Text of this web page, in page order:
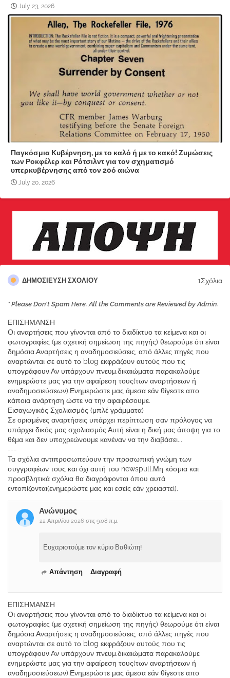
July 23, 2026
Παγκόσμια Κυβέρνηση, με το καλό ή με το κακό! Ζυμώσεις
των Ροκφέλερ και Ρότσιλντ για τον σχηματισμό
υπερκυβέρνησης από τον 20ό αιώνα
July 20, 2026
ΔΗΜΟΣΊΕΥΣΗ ΣΧΟΛΊΟΥ 1Σχόλια
* Please Don't Spam Here. All the Comments are Reviewed by Admin.
ΕΠΙΣΗΜΑΝΣΗ
Οι αναρτήσεις που γίνονται από το διαδίκτυο τα κείμενα και οι
φωτογραφίες (με σχετική σημείωση της πηγής) θεωρούμε ότι είναι
δημόσια.Αναρτήσεις η αναδημοσιεύσεις, από άλλες πηγές που
αναρτώνται σε αυτό το blog εκφράζουν αυτούς που τις
υπογράφουν.Αν υπάρχουν πνευμ.δικαιώματα παρακαλούμε
ενημερώστε μας για την αφαίρεση τους(των αναρτήσεων ή
αναδημοσιεύσεων).Ενημερώστε μας άμεσα εάν θίγεστε απο
κάποια ανάρτηση ώστε να την αφαιρέσουμε.
Εισαγωγικός Σχολιασμός (μπλέ γράμματα)
Σε ορισμένες αναρτήσεις υπάρχει περίπτωση σαν πρόλογος να
υπάρχει δικός μας σχολιασμός.Αυτή είναι η δική μας άποψη για το
θέμα και δεν υποχρεώνουμε κανέναν να την διαβάσει...
---
Τα σχόλια αντιπροσωπεύουν την προσωπική γνώμη των
συγγραφέων τους και όχι αυτή του newspull.Μη κόσμια και
προσβλητικά σχόλια θα διαγράφονται όπου αυτά
εντοπίζονται(ενημερώστε μας και εσείς εάν χρειαστεί).
Ανώνυμος
22 Απριλίου 2026 στις 9:08 π.μ.
Ευχαριστούμε τον κύριο Βαθιώτη!
Απάντηση Διαγραφή
ΕΠΙΣΗΜΑΝΣΗ
Οι αναρτήσεις που γίνονται από το διαδίκτυο τα κείμενα και οι
φωτογραφίες (με σχετική σημείωση της πηγής) θεωρούμε ότι είναι
δημόσια.Αναρτήσεις η αναδημοσιεύσεις, από άλλες πηγές που
αναρτώνται σε αυτό το blog εκφράζουν αυτούς που τις
υπογράφουν.Αν υπάρχουν πνευμ.δικαιώματα παρακαλούμε
ενημερώστε μας για την αφαίρεση τους(των αναρτήσεων ή
αναδημοσιεύσεων).Ενημερώστε μας άμεσα εάν θίγεστε απο